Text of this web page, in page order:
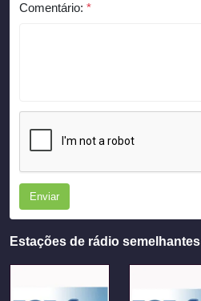
Comentário: *
Enviar
Estações de rádio semelhantes